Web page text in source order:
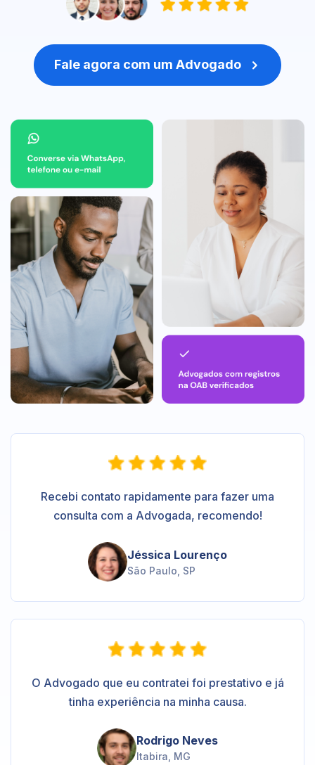
Fale agora com um Advogado 
Recebi contato rapidamente para fazer uma
consulta com a Advogada, recomendo!
Jéssica Lourenço
São Paulo, SP
O Advogado que eu contratei foi prestativo e já
tinha experiência na minha causa.
Rodrigo Neves
Itabira, MG